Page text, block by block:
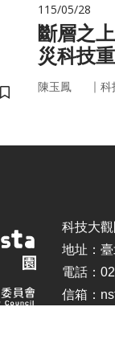
儲存書籤
115/05/28
斷層之
災科技
陳玉鳳 ｜ 科
科技大
地址：
電話：
信箱：